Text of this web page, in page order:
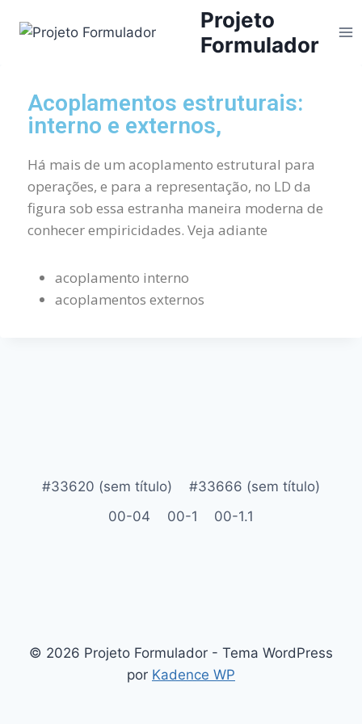
Projeto
Formulador
Acoplamentos estruturais:
interno e externos,
Há mais de um acoplamento estrutural para
operações, e para a representação, no LD da
figura sob essa estranha maneira moderna de
conhecer empiricidades. Veja adiante
acoplamento interno
acoplamentos externos
#33620 (sem título)
#33666 (sem título)
00-04
00-1 00-1.1
© 2026 Projeto Formulador - Tema WordPress
por Kadence WP